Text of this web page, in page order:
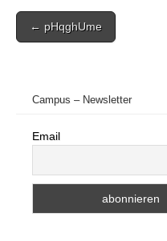
Post
navigation
← pHqghUme
Campus – Newsletter
Email